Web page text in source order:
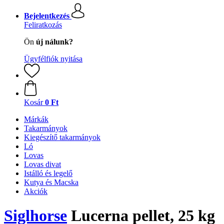
Bejelentkezés
Feliratkozás
Ön új nálunk?
Ügyfélfiók nyitása
Kosár 0 Ft
Márkák
Takarmányok
Kiegészítő takarmányok
Ló
Lovas
Lovas divat
Istálló és legelő
Kutya és Macska
Akciók
Siglhorse Lucerna pellet, 25 kg